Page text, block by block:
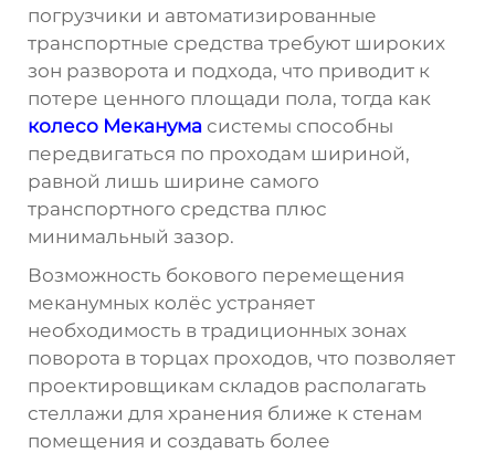
погрузчики и автоматизированные
транспортные средства требуют широких
зон разворота и подхода, что приводит к
потере ценного площади пола, тогда как
колесо Меканума системы способны
передвигаться по проходам шириной,
равной лишь ширине самого
транспортного средства плюс
минимальный зазор.
Возможность бокового перемещения
меканумных колёс устраняет
необходимость в традиционных зонах
поворота в торцах проходов, что позволяет
проектировщикам складов располагать
стеллажи для хранения ближе к стенам
помещения и создавать более